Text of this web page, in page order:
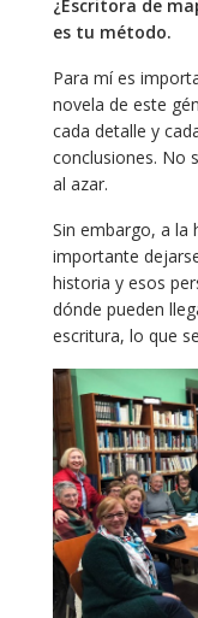
¿Escritora de
es tu método.
Para mí es
novela de este
cada detalle y
conclusiones. No
al azar.
Sin embargo, a la
importante
historia y esos
dónde pueden
escritura, lo que